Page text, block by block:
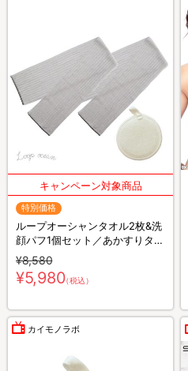
特別価格
ループオーシャンタオル2枚&洗
顔パフ1個セット／あかすりタオ
ル
¥8,580
¥5,980（税込）
カイモノラボ